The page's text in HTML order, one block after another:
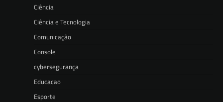
Ciência
Ciência e Tecnologia
Comunicação
Console
cybersegurança
Educacao
Esporte